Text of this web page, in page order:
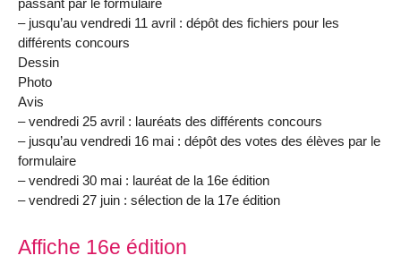
– jusqu’au vendredi 11 avril : dépôt des fichiers pour les
différents concours
Dessin
Photo
Avis
– vendredi 25 avril : lauréats des différents concours
– jusqu’au vendredi 16 mai : dépôt des votes des élèves par le
formulaire
– vendredi 30 mai : lauréat de la 16e édition
– vendredi 27 juin : sélection de la 17e édition
Affiche 16e édition